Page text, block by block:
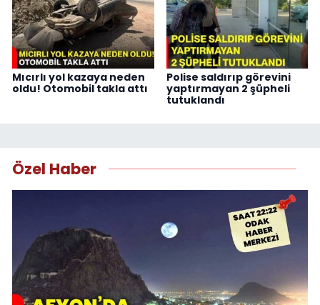
Mıcırlı yol kazaya neden
oldu! Otomobil takla attı
Polise saldırıp görevini
yaptırmayan 2 şüpheli
tutuklandı
Özel Haber